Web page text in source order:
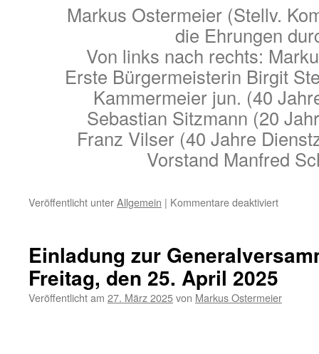
Markus Ostermeier (Stellv.
die Ehrungen
Von links nach rechts:
Erste Bürgermeisterin Birgit
Kammermeier jun. (40
Sebastian Sitzmann (20
Franz Vilser (40 Jahre
Vorstand Manfred
Veröffentlicht unterAllgemein | Kommentare deaktiviertfür
Einladung zur
Freitag, den 25. April 2025
Veröffentlicht am 27. März 2025von Markus Ostermeier